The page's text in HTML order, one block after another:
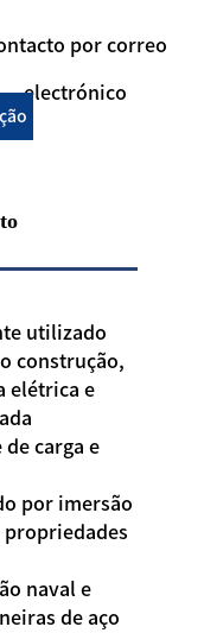
por correo
electrónico
utilizado
construção,
elétrica e
carga e
por imersão
propriedades
naval e
de aço